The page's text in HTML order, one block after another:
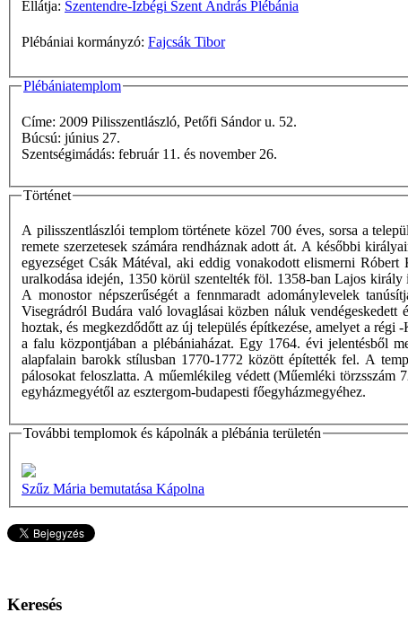
Ellátja: Szentendre-Izbégi Szent András Plébánia
Plébániai kormányzó: Fajcsák Tibor
Plébániatemplom
Címe: 2009 Pilisszentlászló, Petőfi Sándor u. 52.
Búcsú: június 27.
Szentségimádás: február 11. és november 26.
Történet
A pilisszentlászlói templom története közel 700 éves, sorsa a
remete szerzetesek számára rendháznak adott át. A későbbi
egyezséget Csák Mátéval, aki eddig vonakodott elismerni
uralkodása idején, 1350 körül szentelték föl. 1358-ban Lajos
A monostor népszerűségét a fennmaradt adománylevelek
Visegrádról Budára való lovaglásai közben náluk
hoztak, és megkezdődőtt az új település építkezése, amelyet a
a falu központjában a plébániaházat. Egy 1764. évi jelentésből
alapfalain barokk stílusban 1770-1772 között építették fel. A
pálosokat feloszlatta. A műemlékileg védett (Műemléki törzsszám
egyházmegyétől az esztergom-budapesti főegyházmegyéhez.
További templomok és kápolnák a plébánia területén
Szűz Mária bemutatása Kápolna
Keresés